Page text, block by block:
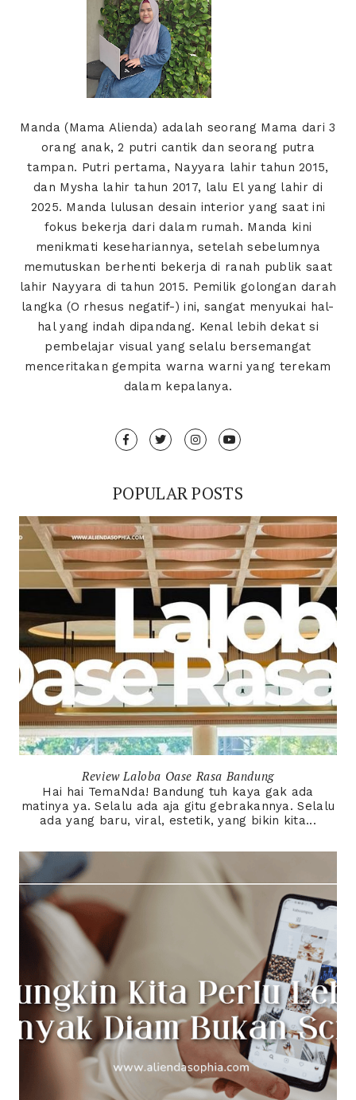
Manda (Mama Alienda) adalah seorang Mama dari 3
orang anak, 2 putri cantik dan seorang putra
tampan. Putri pertama, Nayyara lahir tahun 2015,
dan Mysha lahir tahun 2017, lalu El yang lahir di
2025. Manda lulusan desain interior yang saat ini
fokus bekerja dari dalam rumah. Manda kini
menikmati kesehariannya, setelah sebelumnya
memutuskan berhenti bekerja di ranah publik saat
lahir Nayyara di tahun 2015. Pemilik golongan darah
langka (O rhesus negatif-) ini, sangat menyukai hal-
hal yang indah dipandang. Kenal lebih dekat si
pembelajar visual yang selalu bersemangat
menceritakan gempita warna warni yang terekam
dalam kepalanya.
POPULAR POSTS
Review Laloba Oase Rasa Bandung
Hai hai TemaNda! Bandung tuh kaya gak ada
matinya ya. Selalu ada aja gitu gebrakannya. Selalu
ada yang baru, viral, estetik, yang bikin kita...